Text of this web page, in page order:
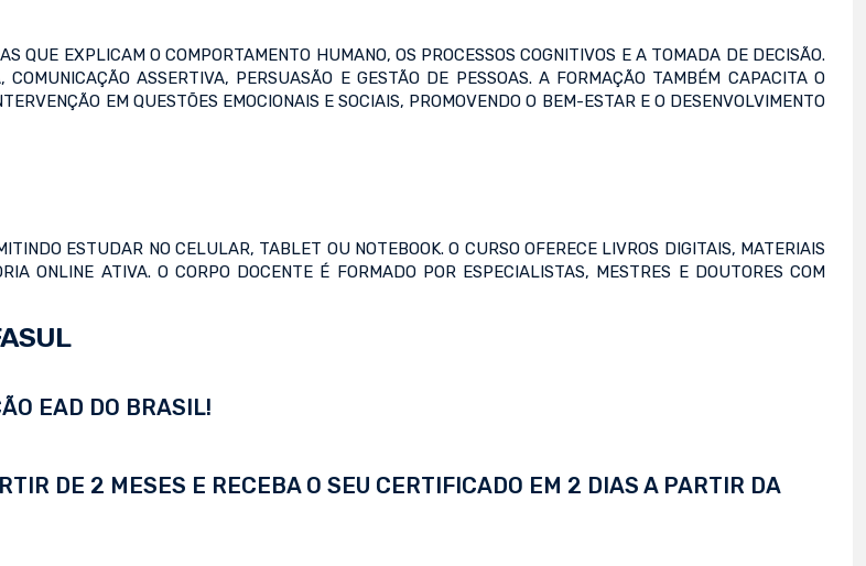
QUE EXPLICAM O COMPORTAMENTO HUMANO, OS PROCESSOS COGNITIVOS E A TOMADA DE DECISÃO.
ASSERTIVA, PERSUASÃO E GESTÃO DE PESSOAS. A FORMAÇÃO TAMBÉM CAPACITA O
EM QUESTÕES EMOCIONAIS E SOCIAIS, PROMOVENDO O BEM-ESTAR E O DESENVOLVIMENTO
ESTUDAR NO CELULAR, TABLET OU NOTEBOOK. O CURSO OFERECE LIVROS DIGITAIS, MATERIAIS
ONLINE ATIVA. O CORPO DOCENTE É FORMADO POR ESPECIALISTAS, MESTRES E DOUTORES COM
EAD DO BRASIL!
DE 2 MESES E RECEBA O SEU CERTIFICADO EM 2 DIAS A PARTIR DA